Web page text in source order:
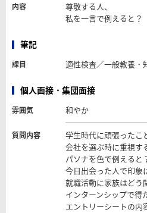
内容
尊敬する人、
私を一言で例えると？
筆記
課目 適性検査／一般教養・
個人面接・集団面接
雰囲気 和やか
質問内容
学生時代に頑張ったこ
会社を選ぶ時に重視す
パソナを色で例えると
今日出会った人で印象
就職活動に家族はどう
インターンシップで得
エントリーシートの内